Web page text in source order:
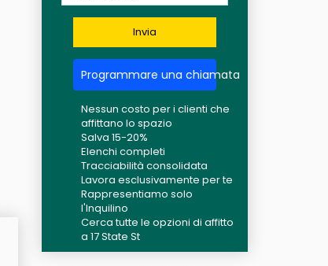
Invia
Programmare una chiamata
Nessun costo per i clienti che
affittano lo spazio
Salva 15-20%
Elenchi completi
Tracciabilità consolidata
Lavora esclusivamente per te
Rappresentiamo solo
l'Inquilino
Cerca tutte le opzioni di affitto
a 17 State St